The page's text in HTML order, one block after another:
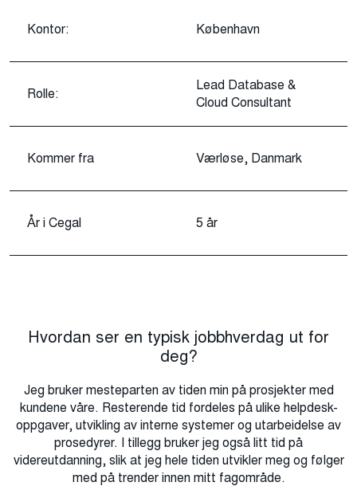
Kontor:
Rolle:
Kommer fra
År i Cegal
København
Lead Database &
Cloud Consultant
Værløse, Danmark
5 år
Hvordan ser en typisk jobbhverdag ut for
deg?
Jeg bruker mesteparten av tiden min på prosjekter med
kundene våre. Resterende tid fordeles på ulike helpdesk-
oppgaver, utvikling av interne systemer og utarbeidelse av
prosedyrer. I tillegg bruker jeg også litt tid på
videreutdanning, slik at jeg hele tiden utvikler meg og følger
med på trender innen mitt fagområde.